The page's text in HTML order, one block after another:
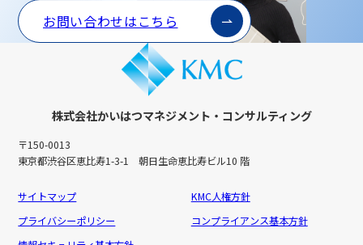
お問い合わせはこちら
株式会社かいはつマネジメント・コンサルティング
〒150-0013
東京都渋谷区恵比寿1-3-1 朝日生命恵比寿ビル10 階
サイトマップ
KMC人権方針
プライバシーポリシー
コンプライアンス基本方針